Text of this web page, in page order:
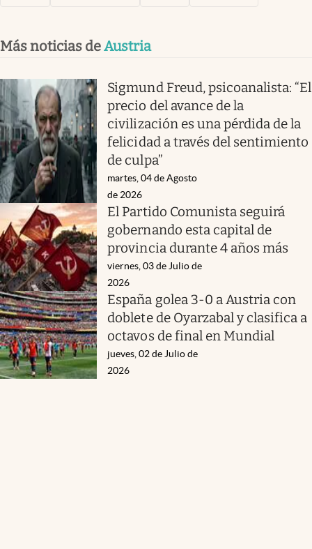
Más noticias deAustria
Sigmund Freud, psicoanalista: “El
precio del avance de la
civilización es una pérdida de la
felicidad a través del sentimiento
de culpa”
martes, 04 de Agosto
de 2026
El Partido Comunista seguirá
gobernando esta capital de
provincia durante 4 años más
viernes, 03 de Julio de
2026
España golea 3-0 a Austria con
doblete de Oyarzabal y clasifica a
octavos de final en Mundial
jueves, 02 de Julio de
2026